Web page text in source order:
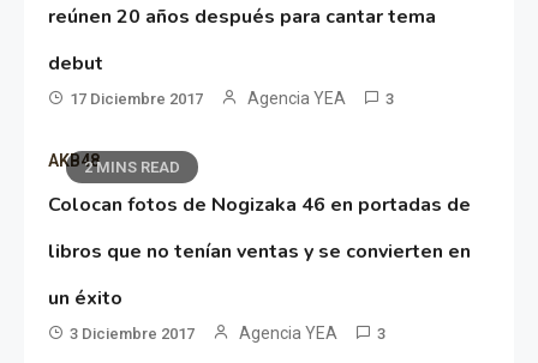
reúnen 20 años después para cantar tema
debut
17 Diciembre 2017 Agencia YEA 3
2 MINS READ
AKB48
Colocan fotos de Nogizaka 46 en portadas de
libros que no tenían ventas y se convierten en
un éxito
3 Diciembre 2017 Agencia YEA 3